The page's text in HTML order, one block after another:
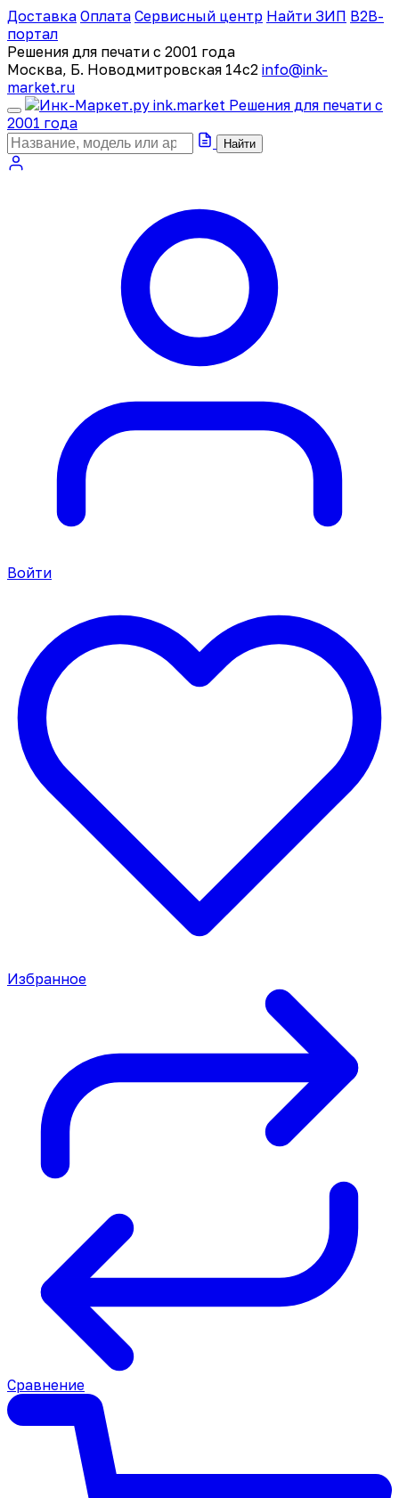
Доставка Оплата Сервисный центр Найти ЗИП B2B-
портал
Решения для печати с 2001 года
Москва, Б. Новодмитровская 14с2 info@ink-
market.ru
ink.market Решения для печати с
2001 года
Найти
Войти
Избранное
Сравнение